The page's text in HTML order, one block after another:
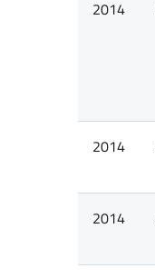
2014
2014
2014